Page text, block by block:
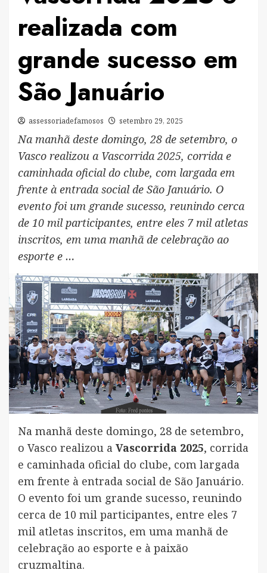
realizada com
grande sucesso em
São Januário
assessoriadefamosos setembro 29, 2025
Na manhã deste domingo, 28 de setembro, o
Vasco realizou a Vascorrida 2025, corrida e
caminhada oficial do clube, com largada em
frente à entrada social de São Januário. O
evento foi um grande sucesso, reunindo cerca
de 10 mil participantes, entre eles 7 mil atletas
inscritos, em uma manhã de celebração ao
esporte e …
Na manhã deste domingo, 28 de setembro,
o Vasco realizou a Vascorrida 2025, corrida
e caminhada oficial do clube, com largada
em frente à entrada social de São Januário.
O evento foi um grande sucesso, reunindo
cerca de 10 mil participantes, entre eles 7
mil atletas inscritos, em uma manhã de
celebração ao esporte e à paixão
cruzmaltina.